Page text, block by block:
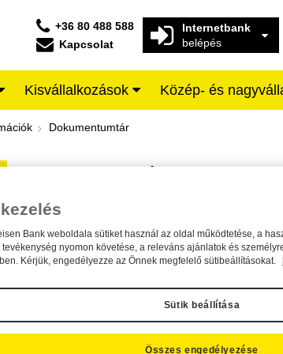
+36 80 488 588
Kapcsolat
Internetbank
belépés
Kisvállalkozások Közép- és
BANK
Dokumentumtár
A dokumentum kereséséhez kérjük, írja be a
Bank weboldala sütiket használ az oldal működtetése, a
tevékenység nyomon követése, a releváns ajánlatok és
Kérjük, engedélyezze az Önnek megfelelő sütibeállításokat.
Sütik beállítása
Összes engedélyezése